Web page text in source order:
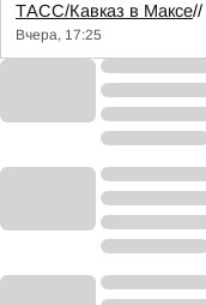
ТАСС/Кавказ в Максе//
Вчера, 17:25